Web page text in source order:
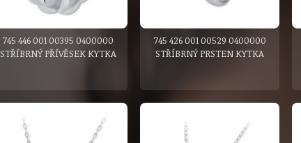
745 446 001 00395 0400000
STŘÍBRNÝ PŘÍVĚSEK KYTKA
745 426 001 00529 0400000
STŘÍBRNÝ PRSTEN KYTKA